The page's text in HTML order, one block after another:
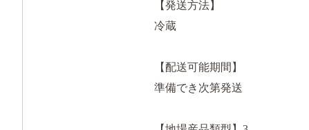
【発送方法】
冷蔵
【配送可能期間】
準備でき次第発送